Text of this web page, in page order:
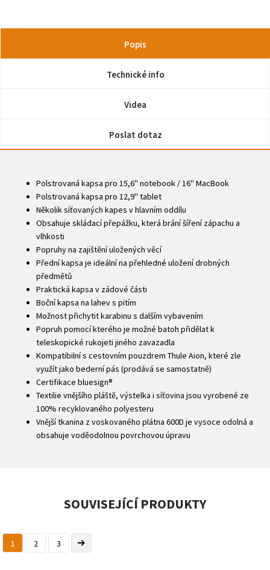
Popis
Technické info
Videa
Poslat dotaz
Polstrovaná kapsa pro 15,6'' notebook / 16'' MacBook
Polstrovaná kapsa pro 12,9'' tablet
Několik síťovaných kapes v hlavním oddílu
Obsahuje skládací přepážku, která brání šíření zápachu a
vlhkosti
Popruhy na zajištění uložených věcí
Přední kapsa je ideální na přehledné uložení drobných
předmětů
Praktická kapsa v zádové části
Boční kapsa na lahev s pitím
Možnost přichytit karabinu s dalším vybavením
Popruh pomocí kterého je možné batoh přidělat k
teleskopické rukojeti jiného zavazadla
Kompatibilní s cestovním pouzdrem Thule Aion, které zle
využít jako bederní pás (prodává se samostatně)
Certifikace bluesign®
Textilie vnějšího pláště, výstelka i síťovina jsou vyrobené ze
100% recyklovaného polyesteru
Vnější tkanina z voskovaného plátna 600D je vysoce odolná a
obsahuje voděodolnou povrchovou úpravu
SOUVISEJÍCÍ PRODUKTY
1 2 3